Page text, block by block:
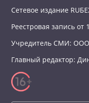
Сетевое издание
Реестровая запись
Учредитель СМИ:
Главный редактор: